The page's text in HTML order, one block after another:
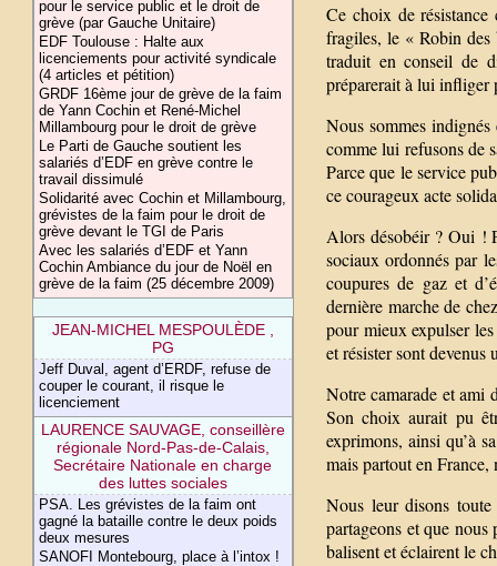
pour le service public et le droit de
grève (par Gauche Unitaire)
EDF Toulouse : Halte aux
licenciements pour activité syndicale
(4 articles et pétition)
GRDF 16ème jour de grève de la faim
de Yann Cochin et René-Michel
Millambourg pour le droit de grève
Le Parti de Gauche soutient les
salariés d’EDF en grève contre le
travail dissimulé
Solidarité avec Cochin et Millambourg,
grévistes de la faim pour le droit de
grève devant le TGI de Paris
Avec les salariés d’EDF et Yann
Cochin Ambiance du jour de Noël en
grève de la faim (25 décembre 2009)
JEAN-MICHEL MESPOULÈDE ,
PG
Jeff Duval, agent d’ERDF, refuse de
couper le courant, il risque le
licenciement
LAURENCE SAUVAGE, conseillère
régionale Nord-Pas-de-Calais,
Secrétaire Nationale en charge
des luttes sociales
PSA. Les grévistes de la faim ont
gagné la bataille contre le deux poids
deux mesures
SANOFI Montebourg, place à l’intox !
Ce choix de
fragiles, le « Robin des
traduit en conseil de
préparerait à lui infliger
Nous sommes
comme lui refusons de
Parce que le service
ce courageux acte
Alors désobéir ? Oui !
sociaux ordonnés par
coupures de gaz et
dernière marche de
pour mieux expulser
et résister sont devenus
Notre camarade et ami
Son choix aurait pu
exprimons, ainsi qu’à
mais partout en
Nous leur disons
partageons et que nous
balisent et éclairent le